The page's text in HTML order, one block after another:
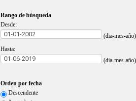
Rango de búsqueda
Desde:
(dia-mes-año)
Hasta:
(dia-mes-año)
Orden por fecha
Descendente